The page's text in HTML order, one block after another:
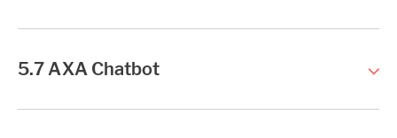
5.7 AXA Chatbot